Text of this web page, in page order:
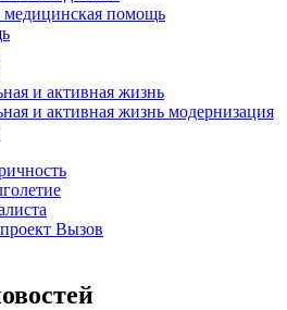
медицинская помощь
и активная жизнь
и активная жизнь модернизация
Вызов